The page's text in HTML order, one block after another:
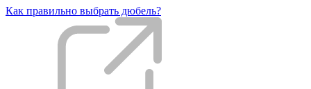
Как правильно выбрать дюбель?